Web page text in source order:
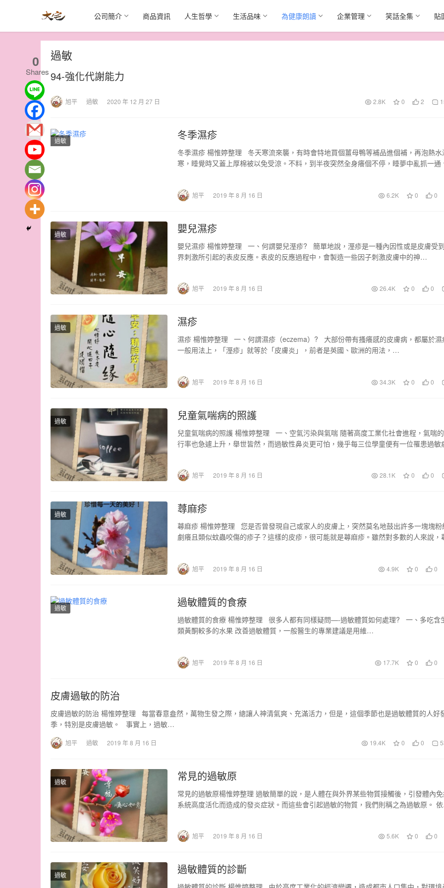
公司簡介 商品資訊 人生哲學 生活品味 為健康朗讀 企業管理 笑話全集 貼
過敏
94-強化代謝能力
旭平 過敏 2020 年 12 月 27 日 2.8K 0 2
過敏 冬季濕疹
冬季濕疹 楊惟婷整理 冬天寒流來襲，有時會特地買個薑母鴨等補品進個補，再泡熱水
寒，睡覺時又蓋上厚棉被以免受涼。不料，到半夜突然全身癢個不停，睡夢中亂抓一通
旭平 2019 年 8 月 16 日 6.2K 0 0
過敏 嬰兒濕疹
嬰兒濕疹 楊惟婷整理 一、何謂嬰兒溼疹? 簡單地說，溼疹是一種內因性或是皮膚受
界刺激所引起的表皮反應。表皮的反應過程中，會製造一些因子刺激皮膚中的神…
旭平 2019 年 8 月 16 日 26.4K 0 0
過敏 濕疹
濕疹 楊惟婷整理 一、何謂濕疹（eczema）? 大部份帶有搔癢感的皮膚病，都屬於濕
一般用法上，「溼疹」就等於「皮膚炎」，前者是英國、歐洲的用法，…
旭平 2019 年 8 月 16 日 34.3K 0 0
過敏 兒童氣喘病的照護
兒童氣喘病的照護 楊惟婷整理 一、空氣污染與氣喘 隨著高度工業化社會進程，氣喘
行率也急遽上升，舉世皆然，而過敏性鼻炎更可怕，幾乎每三位學童便有一位罹患過敏
旭平 2019 年 8 月 16 日 28.1K 0 0
過敏 蕁麻疹
蕁麻疹 楊惟婷整理 您是否曾發現自己或家人的皮膚上，突然莫名地鼓出許多一塊塊粉
劇癢且類似蚊蟲咬傷的疹子？這樣的皮疹，很可能就是蕁麻疹。雖然對多數的人來說，
旭平 2019 年 8 月 16 日 4.9K 0 0
過敏 過敏體質的食療
過敏體質的食療 楊惟婷整理 很多人都有同樣疑問—-過敏體質如何處理? 一、多吃含
類黃酮較多的水果 改善過敏體質，一般醫生的專業建議是用維…
旭平 2019 年 8 月 16 日 17.7K 0 0
皮膚過敏的防治
皮膚過敏的防治 楊惟婷整理 每當春意盎然，萬物生發之際，總讓人神清氣爽、充滿活力，但是，這個季節也是過敏體質的人好
季，特別是皮膚過敏。 事實上，過敏…
旭平 過敏 2019 年 8 月 16 日 19.4K 0 0
過敏 常見的過敏原
常見的過敏原楊惟婷整理 過敏簡單的說，是人體在與外界某些物質接觸後，引發體內
系統高度活化而造成的發炎症狀。而這些會引起過敏的物質，我們則稱之為過敏原。
旭平 2019 年 8 月 16 日 5.6K 0 0
過敏 過敏體質的診斷
0
Shares